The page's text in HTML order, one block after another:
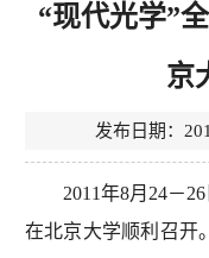
“现代光学”
京
发布日期
2011年8月24－
在北京大学顺利召开